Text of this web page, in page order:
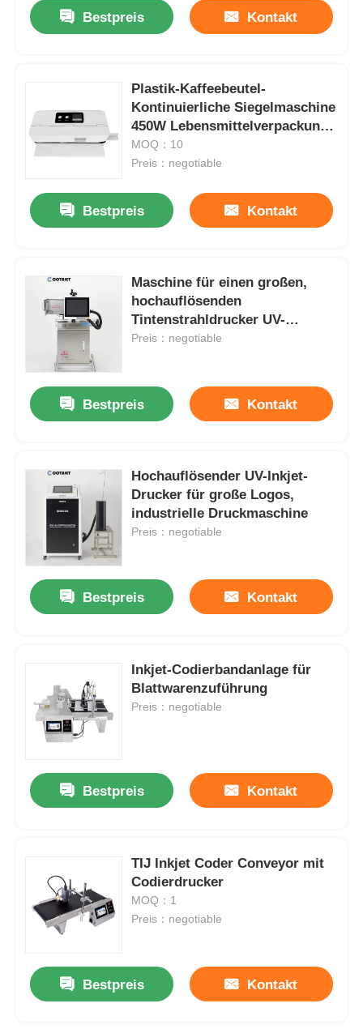
Startseite
Produkte
Fabrik Tour
Referenzen
Maschine zum Markieren mit Faserlaser
Bestpreis Kontakt
Plastik-Kaffeebeutel-
Kontinuierliche Siegelmaschine
450W Lebensmittelverpackung
Vakuumbeutel-Versiegeler
MOQ：10
Preis：negotiable
Bestpreis Kontakt
Maschine für einen großen,
hochauflösenden
Tintenstrahldrucker UV-
Tintenstrahldrucker mit hohem
Preis：negotiable
Bestpreis Kontakt
Hochauflösender UV-Inkjet-
Drucker für große Logos,
industrielle Druckmaschine
Preis：negotiable
Bestpreis Kontakt
Inkjet-Codierbandanlage für
Blattwarenzuführung
Preis：negotiable
Bestpreis Kontakt
TIJ Inkjet Coder Conveyor mit
Codierdrucker
MOQ：1
Preis：negotiable
Bestpreis Kontakt